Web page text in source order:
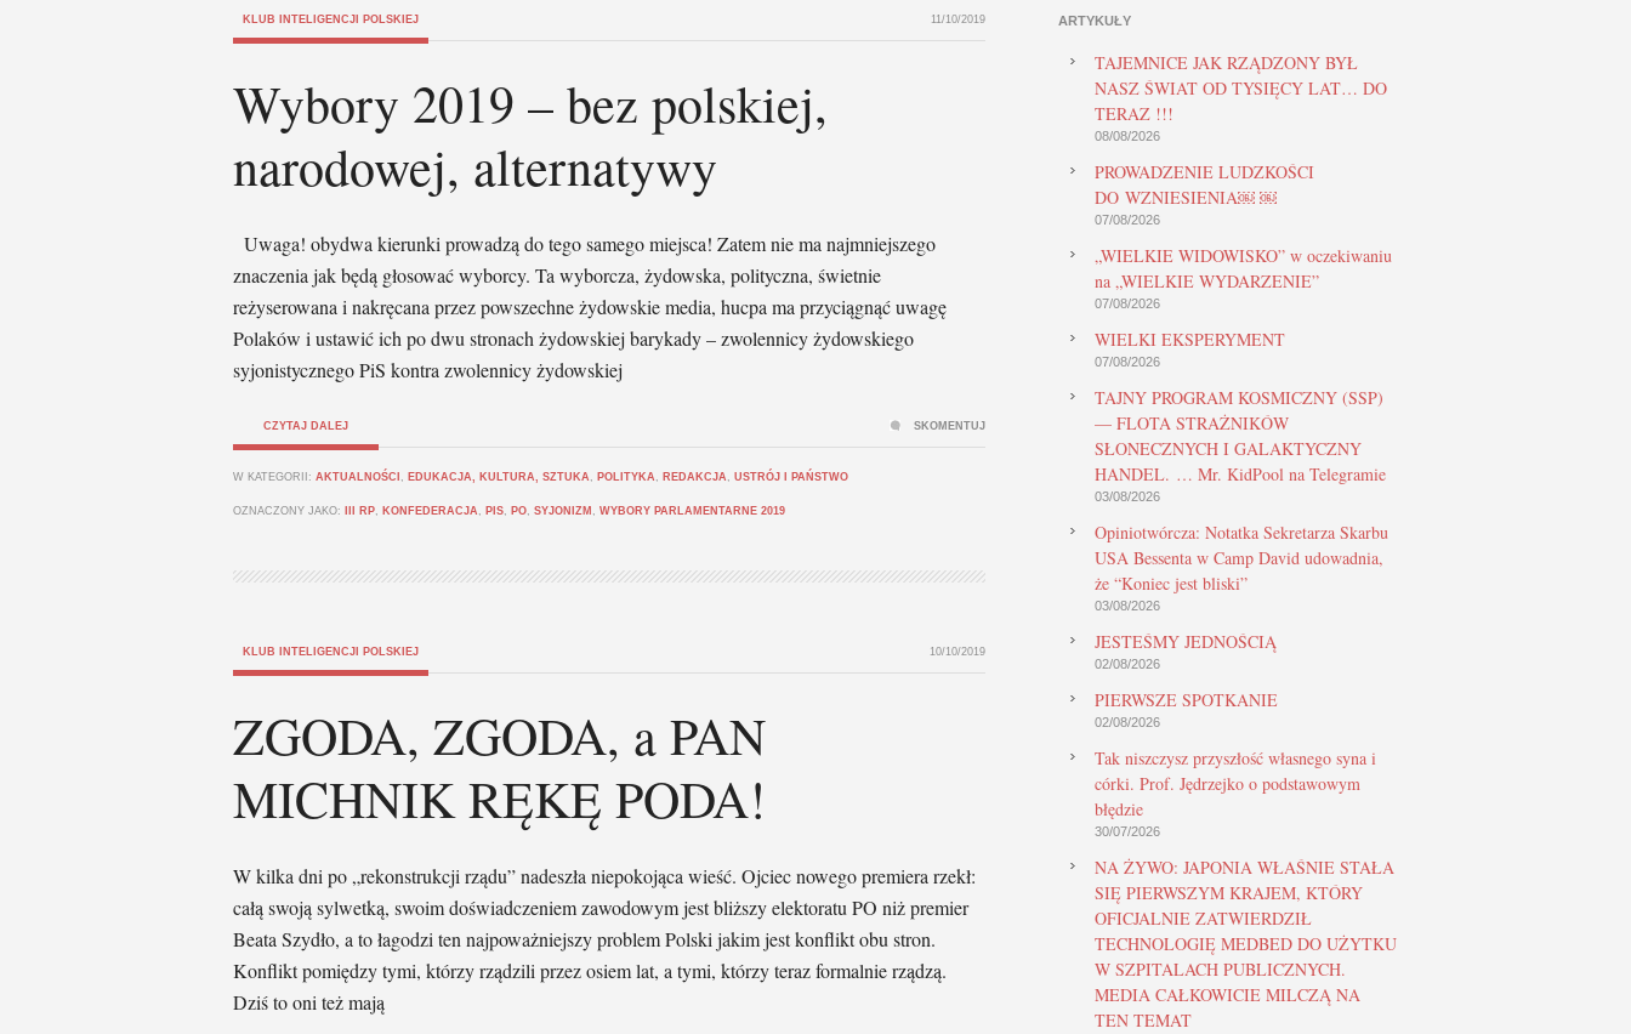
KLUB INTELIGENCJI POLSKIEJ 11/10/2019
Wybory 2019 – bez polskiej,
narodowej, alternatywy
Uwaga! obydwa kierunki prowadzą do tego samego miejsca! Zatem nie ma najmniejszego
znaczenia jak będą głosować wyborcy. Ta wyborcza, żydowska, polityczna, świetnie
reżyserowana i nakręcana przez powszechne żydowskie media, hucpa ma przyciągnąć uwagę
Polaków i ustawić ich po dwu stronach żydowskiej barykady – zwolennicy żydowskiego
syjonistycznego PiS kontra zwolennicy żydowskiej
CZYTAJ DALEJ
W KATEGORII: AKTUALNOŚCI , EDUKACJA, KULTURA, SZTUKA , POLITYKA , REDAKCJA , USTRÓJ I PAŃSTWO
OZNACZONY JAKO: III RP, KONFEDERACJA , PIS, PO, SYJONIZM , WYBORY PARLAMENTARNE 2019
SKOMENTUJ
KLUB INTELIGENCJI POLSKIEJ 10/10/2019
ZGODA, ZGODA, a PAN
MICHNIK RĘKĘ PODA!
W kilka dni po „rekonstrukcji rządu” nadeszła niepokojąca wieść. Ojciec nowego premiera rzekł:
całą swoją sylwetką, swoim doświadczeniem zawodowym jest bliższy elektoratu PO niż premier
Beata Szydło, a to łagodzi ten najpoważniejszy problem Polski jakim jest konflikt obu stron.
Konflikt pomiędzy tymi, którzy rządzili przez osiem lat, a tymi, którzy teraz formalnie rządzą.
Dziś to oni też mają
ARTYKUŁY
TAJEMNICE JAK RZĄDZONY BYŁ
NASZ ŚWIAT OD TYSIĘCY LAT… DO
TERAZ !!!
08/08/2026
PROWADZENIE LUDZKOŚCI
DO WZNIESIENIA￼ ￼
07/08/2026
„WIELKIE WIDOWISKO” w oczekiwaniu
na „WIELKIE WYDARZENIE”
07/08/2026
WIELKI EKSPERYMENT
07/08/2026
TAJNY PROGRAM KOSMICZNY (SSP)
— FLOTA STRAŻNIKÓW
SŁONECZNYCH I GALAKTYCZNY
HANDEL. … Mr. KidPool na Telegramie
03/08/2026
Opiniotwórcza: Notatka Sekretarza Skarbu
USA Bessenta w Camp David udowadnia,
że “Koniec jest bliski”
03/08/2026
JESTEŚMY JEDNOŚCIĄ
02/08/2026
PIERWSZE SPOTKANIE
02/08/2026
Tak niszczysz przyszłość własnego syna i
córki. Prof. Jędrzejko o podstawowym
błędzie
30/07/2026
NA ŻYWO: JAPONIA WŁAŚNIE STAŁA
SIĘ PIERWSZYM KRAJEM, KTÓRY
OFICJALNIE ZATWIERDZIŁ
TECHNOLOGIĘ MEDBED DO UŻYTKU
W SZPITALACH PUBLICZNYCH.
MEDIA CAŁKOWICIE MILCZĄ NA
TEN TEMAT